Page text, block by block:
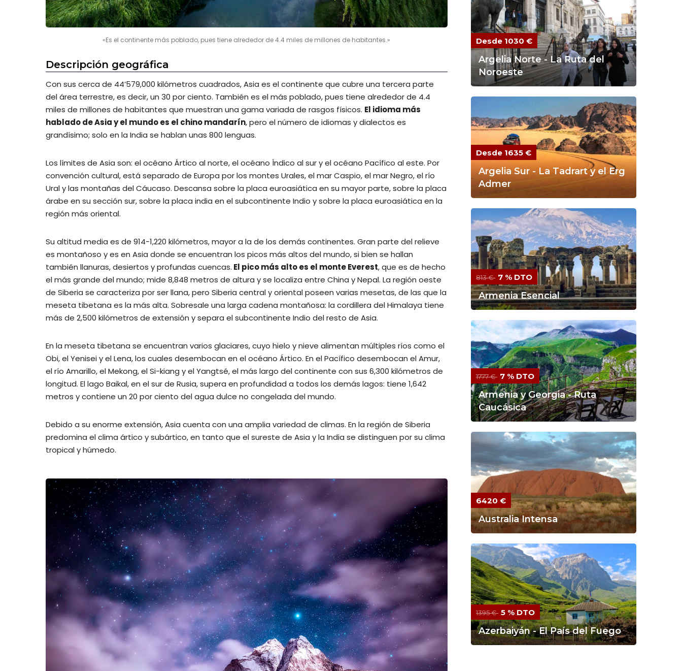
«Es el continente más poblado, pues tiene alrededor de 4.4 miles de millones de habitantes.»
Descripción geográfica
Con sus cerca de 44’579,000 kilómetros cuadrados, Asia es el continente que cubre una tercera parte
del área terrestre, es decir, un 30 por ciento. También es el más poblado, pues tiene alrededor de 4.4
miles de millones de habitantes que muestran una gama variada de rasgos físicos. El idioma más
hablado de Asia y el mundo es el chino mandarín, pero el número de idiomas y dialectos es
grandísimo; solo en la India se hablan unas 800 lenguas.
Los límites de Asia son: el océano Ártico al norte, el océano Índico al sur y el océano Pacífico al este. Por
convención cultural, está separado de Europa por los montes Urales, el mar Caspio, el mar Negro, el río
Ural y las montañas del Cáucaso. Descansa sobre la placa euroasiática en su mayor parte, sobre la placa
árabe en su sección sur, sobre la placa india en el subcontinente Indio y sobre la placa euroasiática en la
región más oriental.
Su altitud media es de 914-1,220 kilómetros, mayor a la de los demás continentes. Gran parte del relieve
es montañoso y es en Asia donde se encuentran los picos más altos del mundo, si bien se hallan
también llanuras, desiertos y profundas cuencas. El pico más alto es el monte Everest, que es de hecho
el más grande del mundo; mide 8,848 metros de altura y se localiza entre China y Nepal. La región oeste
de Siberia se caracteriza por ser llana, pero Siberia central y oriental poseen varias mesetas, de las que la
meseta tibetana es la más alta. Sobresale una larga cadena montañosa: la cordillera del Himalaya tiene
más de 2,500 kilómetros de extensión y separa el subcontinente Indio del resto de Asia.
En la meseta tibetana se encuentran varios glaciares, cuyo hielo y nieve alimentan múltiples ríos como el
Obi, el Yenisei y el Lena, los cuales desembocan en el océano Ártico. En el Pacífico desembocan el Amur,
el río Amarillo, el Mekong, el Si-kiang y el Yangtsé, el más largo del continente con sus 6,300 kilómetros de
longitud. El lago Baikal, en el sur de Rusia, supera en profundidad a todos los demás lagos: tiene 1,642
metros y contiene un 20 por ciento del agua dulce no congelada del mundo.
Debido a su enorme extensión, Asia cuenta con una amplia variedad de climas. En la región de Siberia
predomina el clima ártico y subártico, en tanto que el sureste de Asia y la India se distinguen por su clima
tropical y húmedo.
Desde 1030 €
Argelia Norte - La Ruta del
Noroeste
Desde 1635 €
Argelia Sur - La Tadrart y el Erg
Admer
813 € 7 % DTO
Armenia Esencial
1777 € 7 % DTO
Armenia y Georgia - Ruta
Caucásica
6420 €
Australia Intensa
1395 € 5 % DTO
Azerbaiyán - El País del Fuego